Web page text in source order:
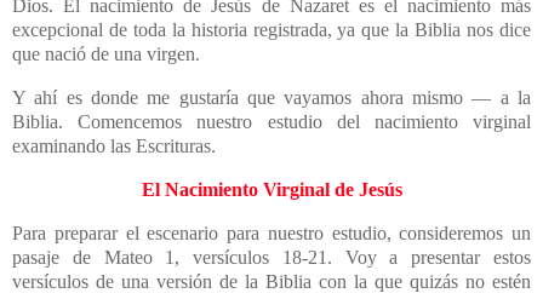
Dios. El nacimiento de Jesús de Nazaret es el nacimiento más
excepcional de toda la historia registrada, ya que la Biblia nos dice
que nació de una virgen.
Y ahí es donde me gustaría que vayamos ahora mismo — a la
Biblia. Comencemos nuestro estudio del nacimiento virginal
examinando las Escrituras.
El Nacimiento Virginal de Jesús
Para preparar el escenario para nuestro estudio, consideremos un
pasaje de Mateo 1, versículos 18-21. Voy a presentar estos
versículos de una versión de la Biblia con la que quizás no estén